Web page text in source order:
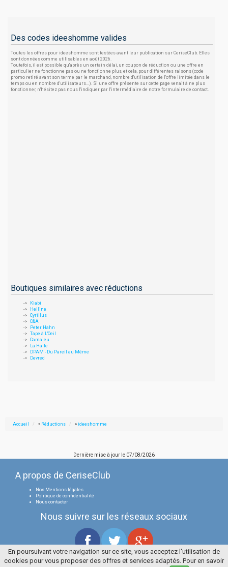
Des codes ideeshomme valides
Toutes les offres pour ideeshomme sont testées avant leur publication sur CeriseClub. Elles
sont données comme utilisables en août 2026.
Toutefois, il est possible qu'après un certain délai, un coupon de réduction ou une offre en
particulier ne fonctionne pas ou ne fonctionne plus, et cela, pour différentes raisons (code
promo retiré avant son terme par le marchand, nombre d'utilisation de l'offre limitée dans le
temps ou en nombre d'utilisateurs...). Si une offre présente sur cette page venait à ne plus
fonctionner, n'hésitez pas nous l'indiquer par l'intermédiaire de notre formulaire de contact.
Boutiques similaires avec réductions
Kiabi
Helline
Cyrillus
C&A
Peter Hahn
Tape à L'Oeil
Camaieu
La Halle
DPAM - Du Pareil au Même
Devred
Accueil » Réductions » ideeshomme
Dernière mise à jour le 07/08/2026
A propos de CeriseClub
Nos Mentions légales
Politique de confidentialité
Nous contacter
Nous suivre sur les réseaux sociaux
Tous droits réservés
En poursuivant votre navigation sur ce site, vous acceptez l'utilisation de
cookies pour vous proposer des offres et services adaptés. Pour en savoir